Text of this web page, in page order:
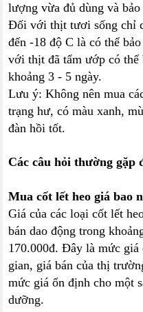
lượng vừa đủ dùng và
Đối với thịt tươi sống chỉ
đến -18 độ C là có thể
với thịt đã tẩm ướp có thể
khoảng 3 - 5 ngày.
Lưu ý: Không nên mua
trạng hư, có màu xanh,
đàn hồi tốt.
Các câu hỏi thường gặp
Mua cốt lết heo giá bao
Giá của các loại cốt lết
bán dao động trong
170.000đ. Đây là mức
gian, giá bán của thị
mức giá ổn định cho một
dưỡng.